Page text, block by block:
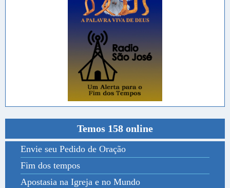
Temos 158 online
Envie seu Pedido de Oração
Fim dos tempos
Apostasia na Igreja e no Mundo